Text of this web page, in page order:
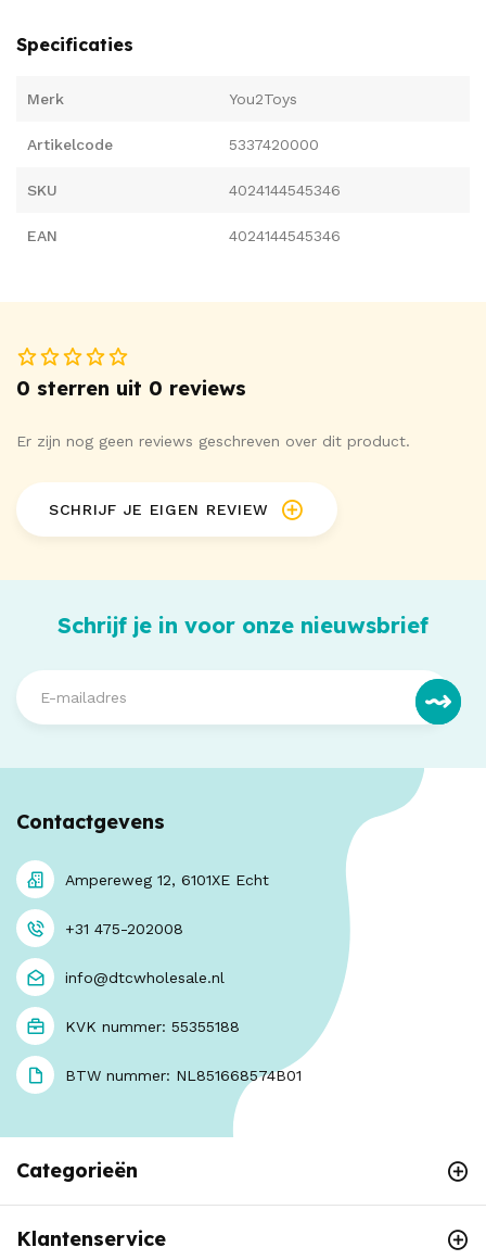
Specificaties
Merk You2Toys
Artikelcode 5337420000
SKU 4024144545346
EAN 4024144545346
0 sterren uit 0 reviews
Er zijn nog geen reviews geschreven over dit product.
SCHRIJF JE EIGEN REVIEW
Schrijf je in voor onze nieuwsbrief
Contactgevens
Ampereweg 12, 6101XE Echt
+31 475-202008
info@dtcwholesale.nl
KVK nummer: 55355188
BTW nummer: NL851668574B01
Categorieën
Klantenservice